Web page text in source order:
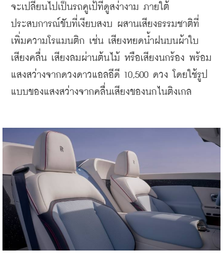
จะเปลี่ยนไปเป็นรถคูเป้ที่ดูสง่างาม ภายใต้
ประสบการณ์ขับที่เงียบสงบ ผสานเสียงธรรมชาติที่
เพิ่มความโรแมนติก เช่น เสียงหยดน้ำฝนบนผ้าใบ
เสียงคลื่น เสียงลมผ่านต้นไม้ หรือเสียงนกร้อง พร้อม
แสงสว่างจากดวงดาวแอลอีดี 10,500 ดวง โดยใช้รูป
แบบของแสงสว่างจากคลื่นเสียงของนกไนติงเกล